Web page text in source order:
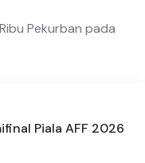
Pekurban pada
Piala AFF 2026